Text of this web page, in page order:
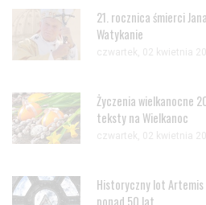
21. rocznica śmierci
Watykanie
czwartek, 02 kwietnia
Życzenia wielkanocne
teksty na Wielkanoc
czwartek, 02 kwietnia
Historyczny lot
ponad 50 lat